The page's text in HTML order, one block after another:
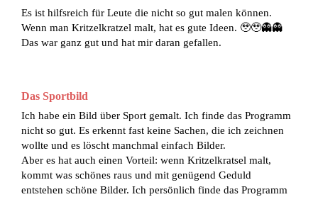
Es ist hilfsreich für Leute die nicht so gut malen können.
Wenn man Kritzelkratzel malt, hat es gute Ideen. 🥹🥹👻👻
Das war ganz gut und hat mir daran gefallen.
Das Sportbild
Ich habe ein Bild über Sport gemalt. Ich finde das Programm
nicht so gut. Es erkennt fast keine Sachen, die ich zeichnen
wollte und es löscht manchmal einfach Bilder.
Aber es hat auch einen Vorteil: wenn Kritzelkratsel malt,
kommt was schönes raus und mit genügend Geduld
entstehen schöne Bilder. Ich persönlich finde das Programm